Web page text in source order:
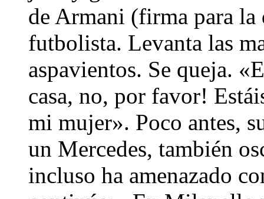
de Armani (firma para la
futbolista. Levanta las
aspavientos. Se queja.
casa, no, por favor!
mi mujer». Poco antes,
un Mercedes, también
incluso ha amenazado